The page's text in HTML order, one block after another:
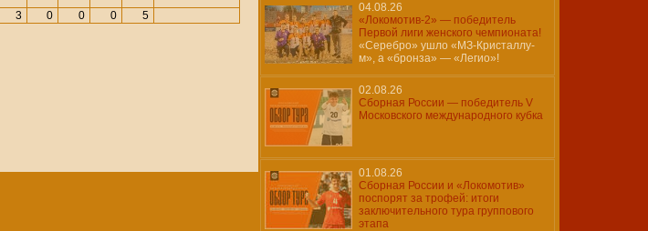
3 0 0 0 5
04.08.26
«Локомотив-2» — победитель
Первой лиги женского чемпионата!
«Серебро» ушло «МЗ-Кристаллу-
м», а «бронза» — «Легио»!
02.08.26
Сборная России — победитель V
Московского международного кубка
01.08.26
Сборная России и «Локомотив»
поспорят за трофей: итоги
заключительного тура группового
этапа